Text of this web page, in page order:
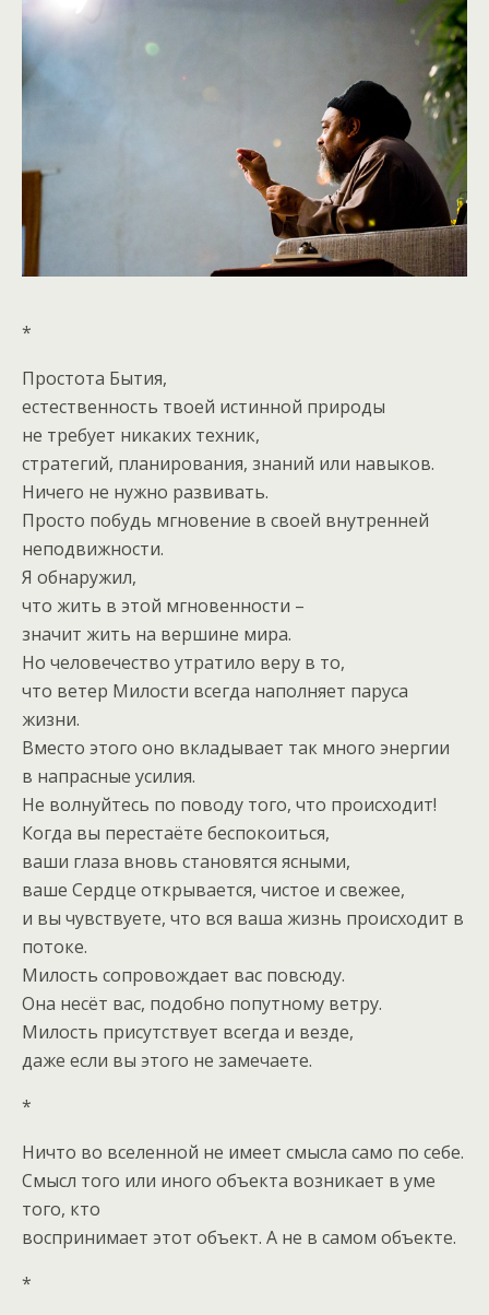
*
Простота Бытия,
естественность твоей истинной природы
не требует никаких техник,
стратегий, планирования, знаний или навыков.
Ничего не нужно развивать.
Просто побудь мгновение в своей внутренней
неподвижности.
Я обнаружил,
что жить в этой мгновенности –
значит жить на вершине мира.
Но человечество утратило веру в то,
что ветер Милости всегда наполняет паруса
жизни.
Вместо этого оно вкладывает так много энергии
в напрасные усилия.
Не волнуйтесь по поводу того, что происходит!
Когда вы перестаёте беспокоиться,
ваши глаза вновь становятся ясными,
ваше Сердце открывается, чистое и свежее,
и вы чувствуете, что вся ваша жизнь происходит в
потоке.
Милость сопровождает вас повсюду.
Она несёт вас, подобно попутному ветру.
Милость присутствует всегда и везде,
даже если вы этого не замечаете.
*
Ничто во вселенной не имеет смысла само по себе.
Смысл того или иного объекта возникает в уме
того, кто
воспринимает этот объект. А не в самом объекте.
*